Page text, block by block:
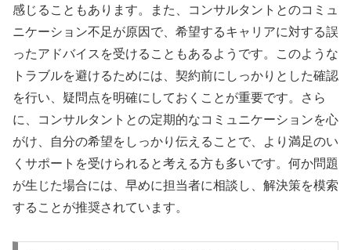
感じることもあります。また、コンサルタントとのコミュ
ニケーション不足が原因で、希望するキャリアに対する誤
ったアドバイスを受けることもあるようです。このような
トラブルを避けるためには、契約前にしっかりとした確認
を行い、疑問点を明確にしておくことが重要です。さら
に、コンサルタントとの定期的なコミュニケーションを心
がけ、自分の希望をしっかり伝えることで、より満足のい
くサポートを受けられると考える方も多いです。何か問題
が生じた場合には、早めに担当者に相談し、解決策を模索
することが推奨されています。